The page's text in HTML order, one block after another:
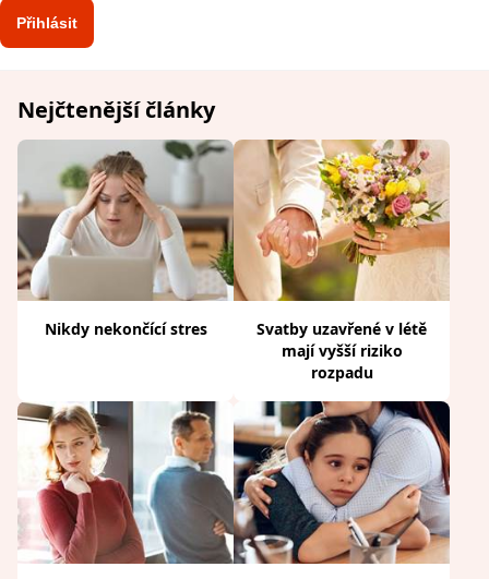
Nejčtenější články
Nikdy nekončící stres
Svatby uzavřené v létě
mají vyšší riziko
rozpadu